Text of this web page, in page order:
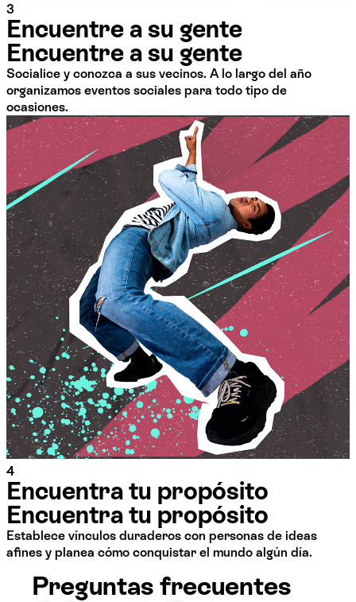
3
Encuentre a su gente
Encuentre a su gente
Socialice y conozca a sus vecinos. A lo largo del año
organizamos eventos sociales para todo tipo de
ocasiones.
4
Encuentra tu propósito
Encuentra tu propósito
Establece vínculos duraderos con personas de ideas
afines y planea cómo conquistar el mundo algún día.
Preguntas frecuentes